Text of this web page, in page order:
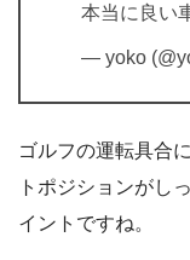
本当に良い
— yoko
ゴルフの運転具合
トポジションがし
イントですね。